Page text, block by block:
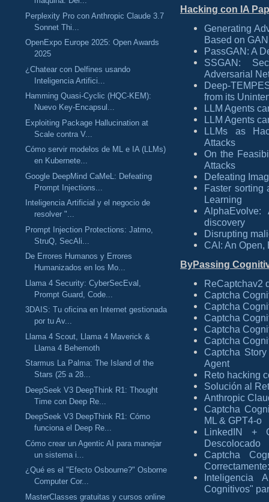
Perplexity Pro con Anthropic Claude 3.7
Sonnet Thi...
OpenExpo Europe 2025: Open Awards
2025
¿Chatear con Delfines usando
Inteligencia Artifici...
Hamming Quasi-Cyclic (HQC-KEM):
Nuevo Key-Encapsul...
Exploiting Package Hallucination at
Scale contra V...
Cómo servir modelos de ML e IA (LLMs)
en Kubernete...
Google DeepMind CaMeL: Defeating
Prompt Injections...
Inteligencia Artificial y el negocio de
resolver "...
Prompt Injection Protections: Jatmo,
StruQ, SecAli...
De Errores Humanos y Errores
Humanizados en los Mo...
Llama 4 Security: CyberSecEval,
Prompt Guard, Code...
3DAIS: Tu oficina en Internet gestionada
por tu Av...
Llama 4 Scout, Llama 4 Maverick &
Llama 4 Behemoth
Starmus La Palma: The Island of the
Stars (25 a 28...
DeepSeek V3 DeepThink R1: Thought
Time con Deep Re...
DeepSeek V3 DeepThink R1: Cómo
funciona el Deep Re...
Cómo crear un Agentic AI para manejar
un sistema i...
¿Qué es el "Efecto Osbourne?" Osborne
Computer Cor...
MasterClasses gratuitas y cursos online
Hacking con IA
Generating
Based on GAN
PassGAN: A
SSGAN:
Adversarial
Deep-
from its
LLM Agents
LLM Agents
LLMs as
Attacks
On the
Attacks
Defeating
Faster sorting
Learning
discovery
Disrupting
CAI: An Open,
ByPassing
ReCaptchav2
Captcha
Captcha
Captcha
Captcha
Captcha
Captcha
Agent
Reto hacking
Solución al
Anthropic
Captcha
ML & GPT4-o
LinkedIN +
Descolocado
Captcha
Inteligencia
Cognitivos"